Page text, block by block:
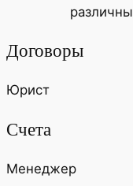
Договоры
Юрист
Счета
Менеджер